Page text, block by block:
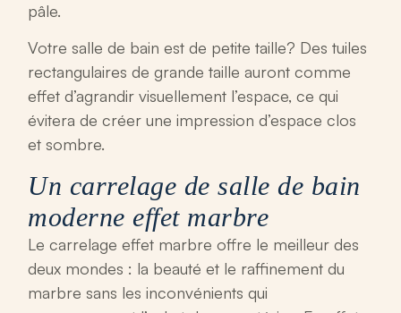
pâle.
Votre salle de bain est de petite taille? Des tuiles
rectangulaires de grande taille auront comme
effet d’agrandir visuellement l’espace, ce qui
évitera de créer une impression d’espace clos
et sombre.
Un carrelage de salle de bain
moderne effet marbre
Le carrelage effet marbre offre le meilleur des
deux mondes : la beauté et le raffinement du
marbre sans les inconvénients qui